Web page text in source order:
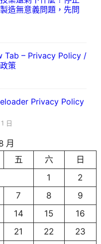
造無意義問題，先問
Tab – Privacy Policy /
策
Privacy Policy
日
月
五 六
日
1
2
7 8
9
14 15
16
21 22
23